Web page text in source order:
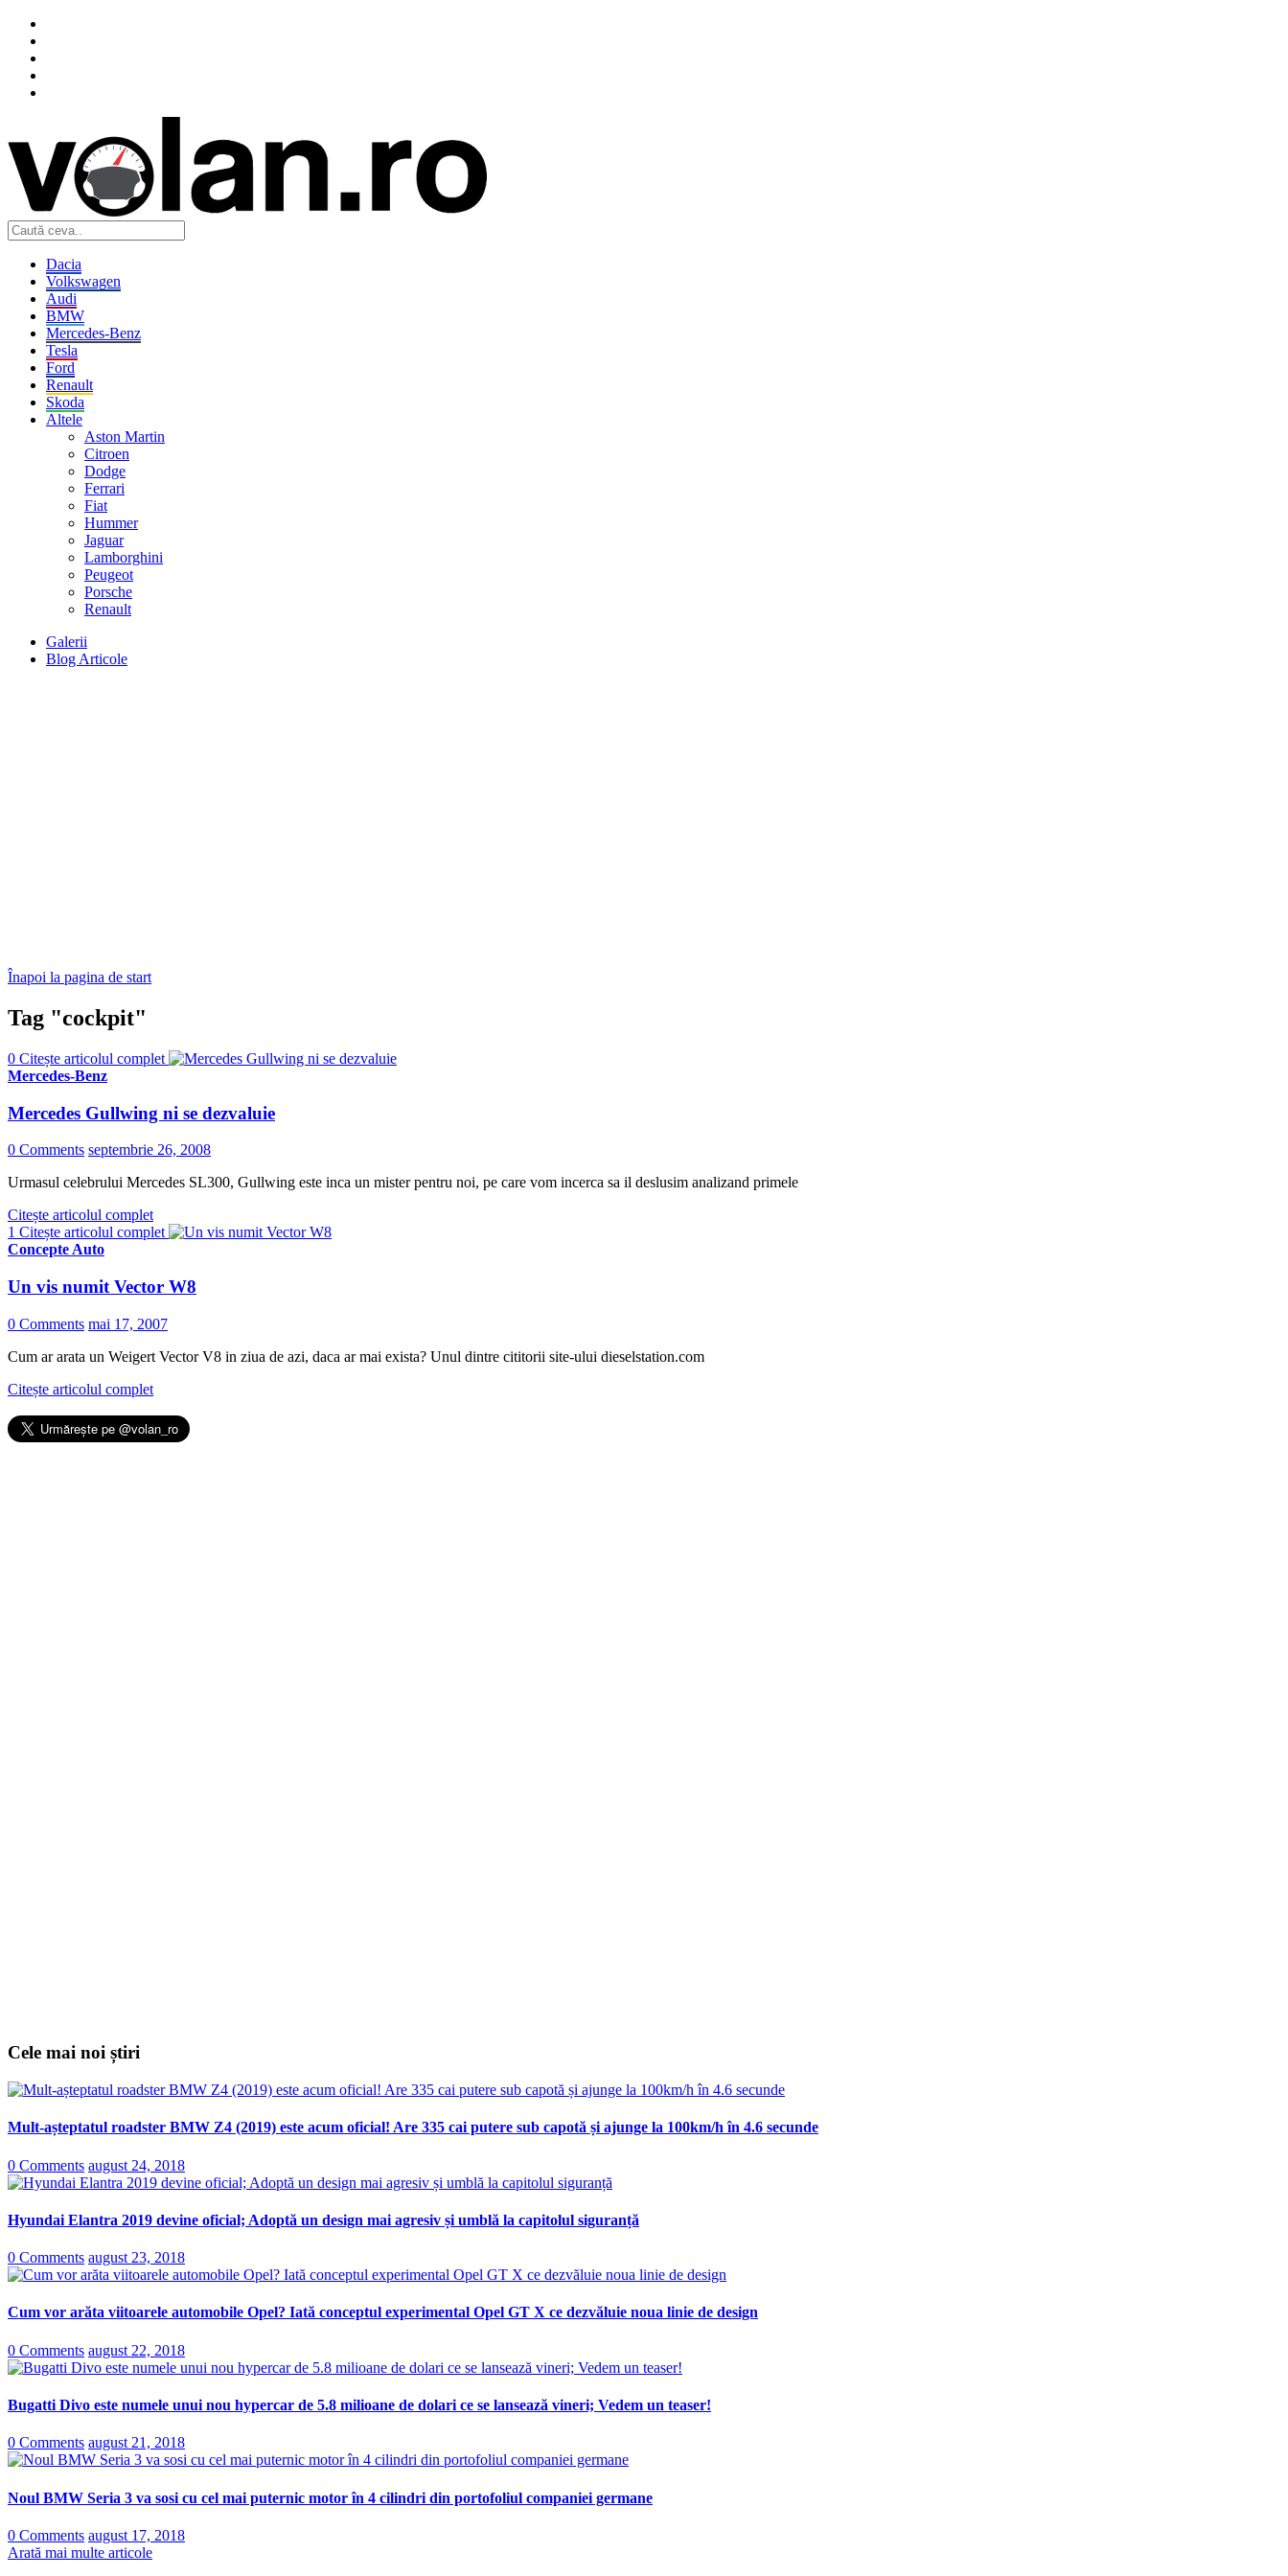
Dacia
Volkswagen
Audi
BMW
Mercedes-Benz
Tesla
Ford
Renault
Skoda
Altele
Aston Martin
Citroen
Dodge
Ferrari
Fiat
Hummer
Jaguar
Lamborghini
Peugeot
Porsche
Renault
Galerii
Blog Articole
Înapoi la pagina de start
Tag "cockpit"
0 Citește articolul complet
Mercedes-Benz
Mercedes Gullwing ni se dezvaluie
0 Comments septembrie 26, 2008
Urmasul celebrului Mercedes SL300, Gullwing este inca un mister pentru noi, pe care vom incerca sa il deslusim analizand primele
Citește articolul complet
1 Citește articolul complet
Concepte Auto
Un vis numit Vector W8
0 Comments mai 17, 2007
Cum ar arata un Weigert Vector V8 in ziua de azi, daca ar mai exista? Unul dintre cititorii site-ului dieselstation.com
Citește articolul complet
Cele mai noi știri
Mult-așteptatul roadster BMW Z4 (2019) este acum oficial! Are 335 cai putere sub capotă și ajunge la 100km/h în 4.6 secunde
0 Comments august 24, 2018
Hyundai Elantra 2019 devine oficial; Adoptă un design mai agresiv și umblă la capitolul siguranță
0 Comments august 23, 2018
Cum vor arăta viitoarele automobile Opel? Iată conceptul experimental Opel GT X ce dezvăluie noua linie de design
0 Comments august 22, 2018
Bugatti Divo este numele unui nou hypercar de 5.8 milioane de dolari ce se lansează vineri; Vedem un teaser!
0 Comments august 21, 2018
Noul BMW Seria 3 va sosi cu cel mai puternic motor în 4 cilindri din portofoliul companiei germane
0 Comments august 17, 2018
Arată mai multe articole